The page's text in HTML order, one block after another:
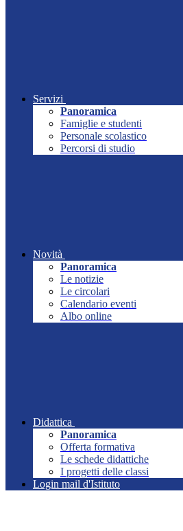
Servizi
Panoramica
Famiglie e studenti
Personale scolastico
Percorsi di studio
Novità
Panoramica
Le notizie
Le circolari
Calendario eventi
Albo online
Didattica
Panoramica
Offerta formativa
Le schede didattiche
I progetti delle classi
Login mail d'Istituto